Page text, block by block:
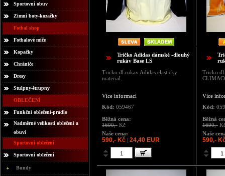
Sportovní obuv
Zimní boty-kozačky
Fotbal shop
Fotbalové míče
Kopačky
Chrániče
Dresy
Stulpny-štrupny
OBLEČENÍ
Funkční oblečení-prádlo
Nadměrné velikosti oblečení a
obuvi
Sportovní oblečení
Sportovní oblečení
Bundy
Tričko Adidas dámské -dlouhý
rukáv Base LS
Tricko dl.rukav Adidas elasticky
material.
Více informací
Kód: 059467
Běžná cena:
1690,- Kč
Naše cena:
590,- Kč | 24,40 EUR
Tricko
Více
Kód:
Běžná
1690,-
Naše
590,-